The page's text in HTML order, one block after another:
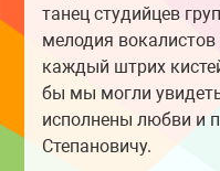
танец студийцев
мелодия
каждый штрих
бы мы могли
исполнены любви и
Степановичу.